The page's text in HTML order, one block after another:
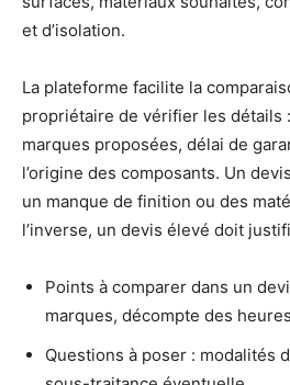
et d’isolation.
La plateforme facilite la
propriétaire de vérifier les détails
marques proposées, délai de
l’origine des composants. Un
un manque de finition ou des
l’inverse, un devis élevé doit
Points à comparer dans un
marques, décompte des
Questions à poser : modalités